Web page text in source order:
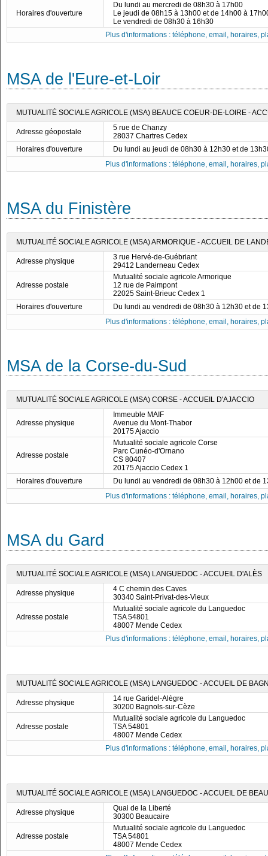
Horaires d'ouverture
Du lundi au mercredi de 08h30 à 17h00
Le jeudi de 08h15 à 13h00 et de 14h00 à
Le vendredi de 08h30 à 16h30
Plus d'informations : téléphone, email, horaires,
MSA de l'Eure-et-Loir
MUTUALITÉ SOCIALE AGRICOLE (MSA) BEAUCE COEUR-DE-LOIRE -
Adresse géopostale
5 rue de Chanzy
28037 Chartres Cedex
Horaires d'ouverture
Du lundi au jeudi de 08h30 à 12h30 et de
Plus d'informations : téléphone, email, horaires,
MSA du Finistère
MUTUALITÉ SOCIALE AGRICOLE (MSA) ARMORIQUE - ACCUEIL DE
Adresse physique
3 rue Hervé-de-Guébriant
29412 Landerneau Cedex
Adresse postale
Mutualité sociale agricole Armorique
12 rue de Paimpont
22025 Saint-Brieuc Cedex 1
Horaires d'ouverture
Du lundi au vendredi de 08h30 à 12h30 et de
Plus d'informations : téléphone, email, horaires,
MSA de la Corse-du-Sud
MUTUALITÉ SOCIALE AGRICOLE (MSA) CORSE - ACCUEIL D'AJACCIO
Adresse physique
Immeuble MAIF
Avenue du Mont-Thabor
20175 Ajaccio
Adresse postale
Mutualité sociale agricole Corse
Parc Cunéo-d'Ornano
CS 80407
20175 Ajaccio Cedex 1
Horaires d'ouverture
Du lundi au vendredi de 08h30 à 12h00 et de
Plus d'informations : téléphone, email, horaires,
MSA du Gard
MUTUALITÉ SOCIALE AGRICOLE (MSA) LANGUEDOC - ACCUEIL D'ALÈS
Adresse physique
4 C chemin des Caves
30340 Saint-Privat-des-Vieux
Adresse postale
Mutualité sociale agricole du Languedoc
TSA 54801
48007 Mende Cedex
Plus d'informations : téléphone, email, horaires,
MUTUALITÉ SOCIALE AGRICOLE (MSA) LANGUEDOC - ACCUEIL DE
Adresse physique
14 rue Garidel-Alègre
30200 Bagnols-sur-Cèze
Adresse postale
Mutualité sociale agricole du Languedoc
TSA 54801
48007 Mende Cedex
Plus d'informations : téléphone, email, horaires,
MUTUALITÉ SOCIALE AGRICOLE (MSA) LANGUEDOC - ACCUEIL DE
Adresse physique
Quai de la Liberté
30300 Beaucaire
Adresse postale
Mutualité sociale agricole du Languedoc
TSA 54801
48007 Mende Cedex